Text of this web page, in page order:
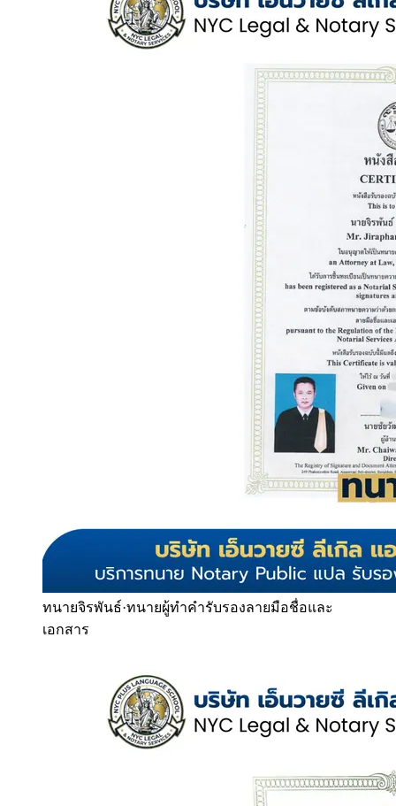
ทนายจิรพันธ์·ทนายผู้ทำคำรับรองลายมือชื่อและ
เอกสาร